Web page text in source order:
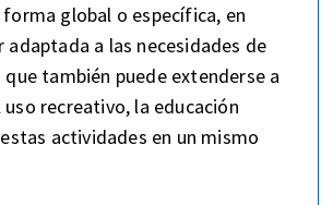
global o específica, en
a las necesidades de
también puede extenderse a
recreativo, la educación
actividades en un mismo